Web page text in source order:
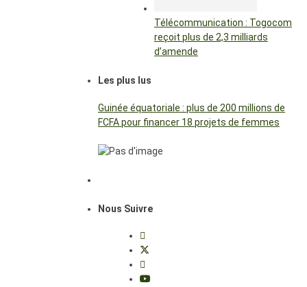
Télécommunication : Togocom
reçoit plus de 2,3 milliards
d’amende
Les plus lus
Guinée équatoriale : plus de 200 millions de
FCFA pour financer 18 projets de femmes
Nous Suivre